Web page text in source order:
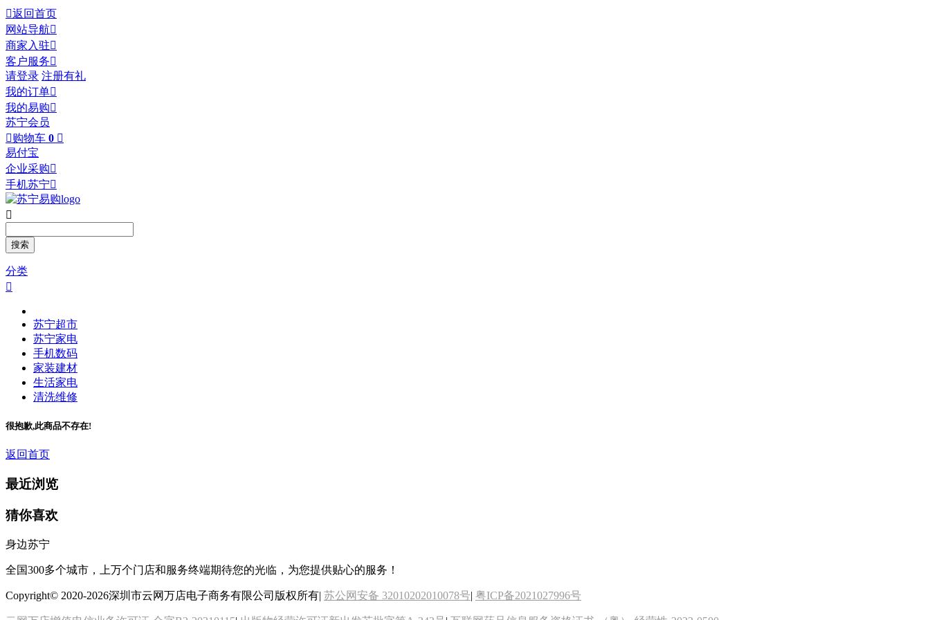
返回首页
网站导航
商家入驻
客户服务
请登录 注册有礼
我的订单
我的易购
苏宁会员
购物车 0 
易付宝
企业采购
手机苏宁

分类

苏宁超市
苏宁家电
手机数码
家装建材
生活家电
清洗维修
很抱歉,此商品不存在!
返回首页
最近浏览
猜你喜欢
身边苏宁
全国300多个城市，上万个门店和服务终端期待您的光临，为您提供贴心的服务！
Copyright© 2020-2026深圳市云网万店电子商务有限公司版权所有| 苏公网安备 32010202010078号| 粤ICP备2021027996号